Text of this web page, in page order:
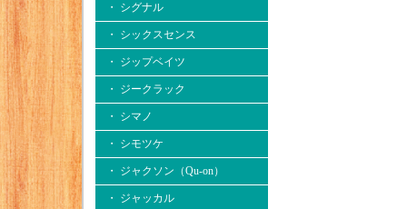
・ シグナル
・ シックスセンス
・ ジップベイツ
・ ジークラック
・ シマノ
・ シモツケ
・ ジャクソン（Qu-on）
・ ジャッカル